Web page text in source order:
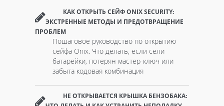
КАК ОТКРЫТЬ СЕЙФ ONIX SECURITY:
ЭКСТРЕННЫЕ МЕТОДЫ И ПРЕДОТВРАЩЕНИЕ
ПРОБЛЕМ
Пошаговое руководство по открытию
сейфа Onix. Что делать, если сели
батарейки, потерян мастер-ключ или
забыта кодовая комбинация
НЕ ОТКРЫВАЕТСЯ КРЫШКА БЕНЗОБАКА: